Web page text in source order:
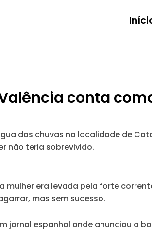
conta
das chuvas na localidade de
não teria sobrevivido.
mulher era levada pela forte
mas sem sucesso.
jornal espanhol onde anunciou a